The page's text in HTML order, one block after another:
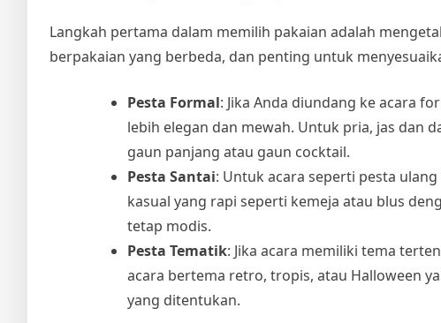
Langkah pertama dalam memilih pakaian adalah
berpakaian yang berbeda, dan penting untuk
Pesta Formal: Jika Anda diundang ke acara
lebih elegan dan mewah. Untuk pria, jas dan
gaun panjang atau gaun cocktail.
Pesta Santai: Untuk acara seperti pesta
kasual yang rapi seperti kemeja atau blus
tetap modis.
Pesta Tematik: Jika acara memiliki tema
acara bertema retro, tropis, atau Halloween
yang ditentukan.